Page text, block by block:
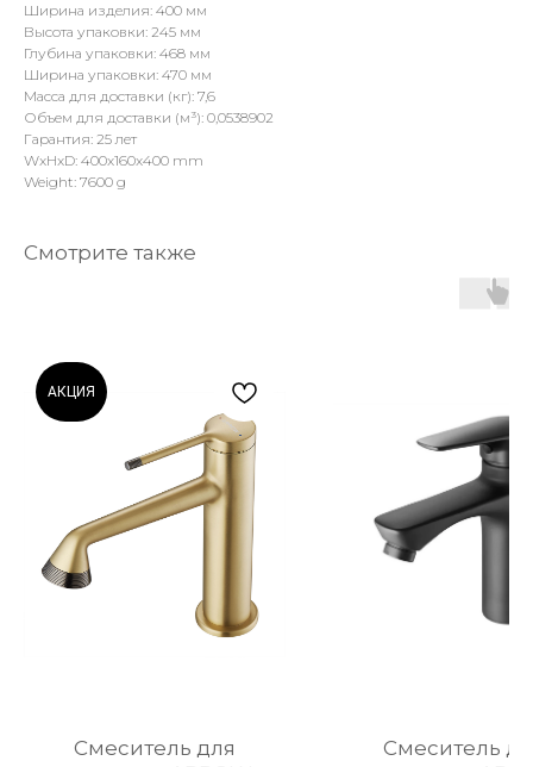
Ширина изделия: 400 мм
Высота упаковки: 245 мм
Глубина упаковки: 468 мм
Ширина упаковки: 470 мм
Масса для доставки (кг): 7,6
Объем для доставки (м³): 0,0538902
Гарантия: 25 лет
WxHxD: 400x160x400 mm
Weight: 7600 g
Смотрите также
АКЦИЯ
Смеситель для
Смеситель